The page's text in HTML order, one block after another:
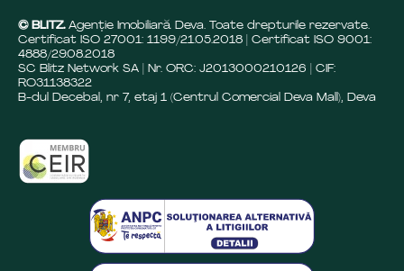
© BLITZ. Agenție Imobiliară Deva. Toate drepturile rezervate.
Certificat ISO 27001: 1199/21.05.2018 | Certificat ISO 9001:
4888/29.08.2018
SC Blitz Network SA | Nr. ORC: J2013000210126 | CIF:
RO31138322
B-dul Decebal, nr 7, etaj 1 (Centrul Comercial Deva Mall), Deva